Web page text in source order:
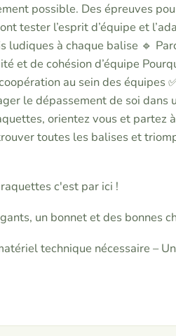
possible. Des épreuves
tester l’esprit d’équipe et
à chaque balise 🔹
et de cohésion d’équipe
au sein des équipes
le dépassement de soi dans
orientez vous et partez
toutes les balises et
c'est par ici !
un bonnet et des bonnes
technique nécessaire –